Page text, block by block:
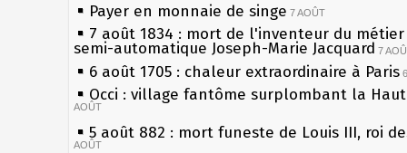
Payer en monnaie de singe 7 AOÛT
7 août 1834 : mort de l'inventeur du
semi-automatique Joseph-Marie Jacquard 7
6 août 1705 : chaleur extraordinaire à Paris
Occi : village fantôme surplombant la
AOÛT
5 août 882 : mort funeste de Louis III, roi